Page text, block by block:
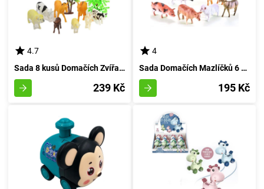
4.7
Sada 8 kusů Domačích Zvířat z Venkovské usedlosti
239 Kč
4
Sada Domačích Mazlíčků 6 Kousků
195 Kč